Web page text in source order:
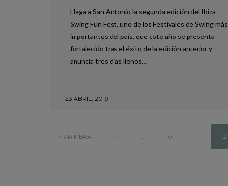
Llega a San Antonio la segunda edición del Ibiza
Swing Fun Fest, uno de los Festivales de Swing más
importantes del país, que este año se presenta
fortalecido tras el éxito de la edición anterior y
anuncia tres días llenos…
23 ABRIL, 2019
« PRIMERA « 10 11 12
MEJORES RESTAURANTES
20 JUNIO, 2025